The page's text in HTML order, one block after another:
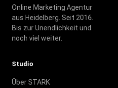
Online Marketing Agentur
aus Heidelberg. Seit 2016.
Bis zur Unendlichkeit und
noch viel weiter.
Studio
Über STARK